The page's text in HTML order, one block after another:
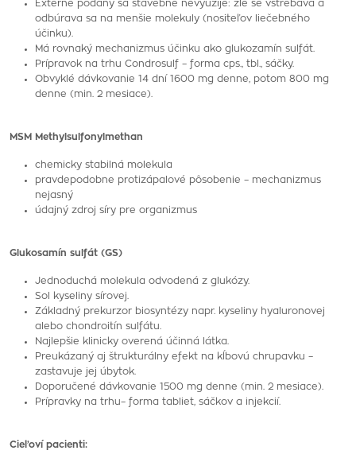
Externe podaný sa stavebne nevyužije: zle se vstrebáva a
odbúrava sa na menšie molekuly (nositeľov liečebného
účinku).
Má rovnaký mechanizmus účinku ako glukozamín sulfát.
Prípravok na trhu Condrosulf – forma cps., tbl., sáčky.
Obvyklé dávkovanie 14 dní 1600 mg denne, potom 800 mg
denne (min. 2 mesiace).
MSM Methylsulfonylmethan
chemicky stabilná molekula
pravdepodobne protizápalové pôsobenie – mechanizmus
nejasný
údajný zdroj síry pre organizmus
Glukosamín sulfát (GS)
Jednoduchá molekula odvodená z glukózy.
Sol kyseliny sírovej.
Základný prekurzor biosyntézy napr. kyseliny hyaluronovej
alebo chondroitín sulfátu.
Najlepšie klinicky overená účinná látka.
Preukázaný aj štrukturálny efekt na kĺbovú chrupavku –
zastavuje jej úbytok.
Doporučené dávkovanie 1500 mg denne (min. 2 mesiace).
Prípravky na trhu– forma tabliet, sáčkov a injekcií.
Cieľoví pacienti: